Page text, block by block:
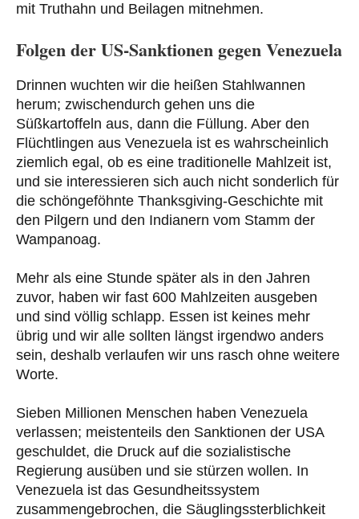
mit Truthahn und Beilagen mitnehmen.
Folgen der US-Sanktionen gegen Venezuela
Drinnen wuchten wir die heißen Stahlwannen
herum; zwischendurch gehen uns die
Süßkartoffeln aus, dann die Füllung. Aber den
Flüchtlingen aus Venezuela ist es wahrscheinlich
ziemlich egal, ob es eine traditionelle Mahlzeit ist,
und sie interessieren sich auch nicht sonderlich für
die schöngeföhnte Thanksgiving-Geschichte mit
den Pilgern und den Indianern vom Stamm der
Wampanoag.
Mehr als eine Stunde später als in den Jahren
zuvor, haben wir fast 600 Mahlzeiten ausgeben
und sind völlig schlapp. Essen ist keines mehr
übrig und wir alle sollten längst irgendwo anders
sein, deshalb verlaufen wir uns rasch ohne weitere
Worte.
Sieben Millionen Menschen haben Venezuela
verlassen; meistenteils den Sanktionen der USA
geschuldet, die Druck auf die sozialistische
Regierung ausüben und sie stürzen wollen. In
Venezuela ist das Gesundheitssystem
zusammengebrochen, die Säuglingssterblichkeit